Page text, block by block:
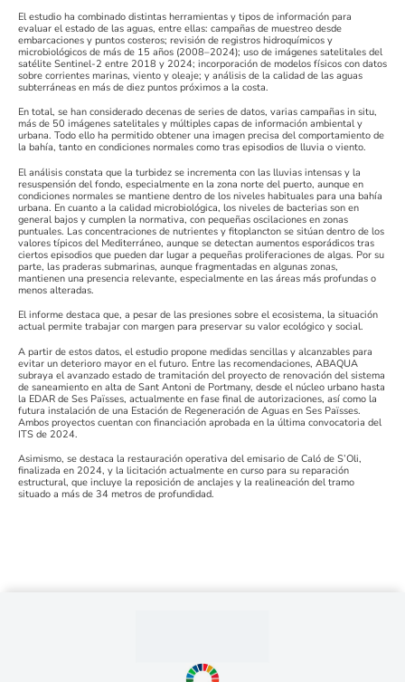
El estudio ha combinado distintas herramientas y tipos de información para
evaluar el estado de las aguas, entre ellas: campañas de muestreo desde
embarcaciones y puntos costeros; revisión de registros hidroquímicos y
microbiológicos de más de 15 años (2008–2024); uso de imágenes satelitales del
satélite Sentinel-2 entre 2018 y 2024; incorporación de modelos físicos con datos
sobre corrientes marinas, viento y oleaje; y análisis de la calidad de las aguas
subterráneas en más de diez puntos próximos a la costa.
En total, se han considerado decenas de series de datos, varias campañas in situ,
más de 50 imágenes satelitales y múltiples capas de información ambiental y
urbana. Todo ello ha permitido obtener una imagen precisa del comportamiento de
la bahía, tanto en condiciones normales como tras episodios de lluvia o viento.
El análisis constata que la turbidez se incrementa con las lluvias intensas y la
resuspensión del fondo, especialmente en la zona norte del puerto, aunque en
condiciones normales se mantiene dentro de los niveles habituales para una bahía
urbana. En cuanto a la calidad microbiológica, los niveles de bacterias son en
general bajos y cumplen la normativa, con pequeñas oscilaciones en zonas
puntuales. Las concentraciones de nutrientes y fitoplancton se sitúan dentro de los
valores típicos del Mediterráneo, aunque se detectan aumentos esporádicos tras
ciertos episodios que pueden dar lugar a pequeñas proliferaciones de algas. Por su
parte, las praderas submarinas, aunque fragmentadas en algunas zonas,
mantienen una presencia relevante, especialmente en las áreas más profundas o
menos alteradas.
El informe destaca que, a pesar de las presiones sobre el ecosistema, la situación
actual permite trabajar con margen para preservar su valor ecológico y social.
A partir de estos datos, el estudio propone medidas sencillas y alcanzables para
evitar un deterioro mayor en el futuro. Entre las recomendaciones, ABAQUA
subraya el avanzado estado de tramitación del proyecto de renovación del sistema
de saneamiento en alta de Sant Antoni de Portmany, desde el núcleo urbano hasta
la EDAR de Ses Païsses, actualmente en fase final de autorizaciones, así como la
futura instalación de una Estación de Regeneración de Aguas en Ses Païsses.
Ambos proyectos cuentan con financiación aprobada en la última convocatoria del
ITS de 2024.
Asimismo, se destaca la restauración operativa del emisario de Caló de S’Oli,
finalizada en 2024, y la licitación actualmente en curso para su reparación
estructural, que incluye la reposición de anclajes y la realineación del tramo
situado a más de 34 metros de profundidad.